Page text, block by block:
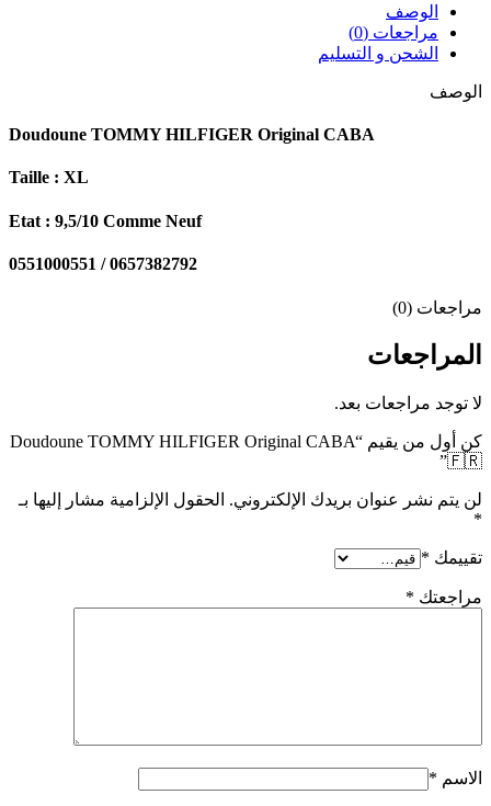
الوصف
مراجعات (0)
الشحن و التسليم
الوصف
Doudoune TOMMY HILFIGER Original CABA
Taille : XL
Etat : 9,5/10 Comme Neuf
0551000551 / 0657382792
مراجعات (0)
المراجعات
لا توجد مراجعات بعد.
كن أول من يقيم “Doudoune TOMMY HILFIGER Original CABA
🇫🇷”
لن يتم نشر عنوان بريدك الإلكتروني. الحقول الإلزامية مشار إليها بـ
*
تقييمك *
مراجعتك *
الاسم *